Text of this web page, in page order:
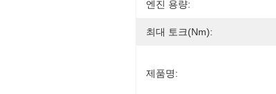
엔진 용량:
최대 토크(Nm):
제품명: